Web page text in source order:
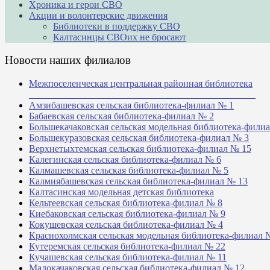
Хроника и герои СВО
Акции и волонтерские движения
Библиотеки в поддержку СВО
Калтасинцы СВОих не бросают
Новости наших филиалов
Межпоселенческая центральная районная библиотека
Амзибашевская сельская библиотека-филиал № 1
Бабаевская сельская библиотека-филиал № 2
Большекачаковская сельская модельная библиотека-
Большекуразовская сельская библиотека-филиал № 3
Верхнетыхтемская сельская библиотека-филиал № 15
Калегинская сельская библиотека-филиал № 6
Калмашевская сельская библиотека-филиал № 5
Калмиябашевская сельская библиотека-филиал № 13
Калтасинская модельная детская библиотека
Кельтеевская сельская библиотека-филиал № 8
Киебаковская сельская библиотека-филиал № 9
Кокушевская сельская библиотека-филиал № 4
Краснохолмская сельская модельная библиотека-филиал
Кутеремская сельская библиотека-филиал № 22
Кучашевская сельская библиотека-филиал № 11